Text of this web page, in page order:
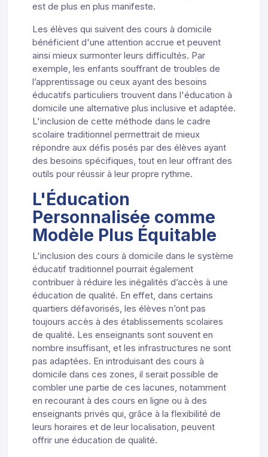
est de plus en plus manifeste.
Les élèves qui suivent des cours à domicile
bénéficient d'une attention accrue et peuvent
ainsi mieux surmonter leurs difficultés. Par
exemple, les enfants souffrant de troubles de
l’apprentissage ou ceux ayant des besoins
éducatifs particuliers trouvent dans l'éducation à
domicile une alternative plus inclusive et adaptée.
L'inclusion de cette méthode dans le cadre
scolaire traditionnel permettrait de mieux
répondre aux défis posés par des élèves ayant
des besoins spécifiques, tout en leur offrant des
outils pour réussir à leur propre rythme.
L'Éducation
Personnalisée comme
Modèle Plus Équitable
L'inclusion des cours à domicile dans le système
éducatif traditionnel pourrait également
contribuer à réduire les inégalités d’accès à une
éducation de qualité. En effet, dans certains
quartiers défavorisés, les élèves n’ont pas
toujours accès à des établissements scolaires
de qualité. Les enseignants sont souvent en
nombre insuffisant, et les infrastructures ne sont
pas adaptées. En introduisant des cours à
domicile dans ces zones, il serait possible de
combler une partie de ces lacunes, notamment
en recourant à des cours en ligne ou à des
enseignants privés qui, grâce à la flexibilité de
leurs horaires et de leur localisation, peuvent
offrir une éducation de qualité.